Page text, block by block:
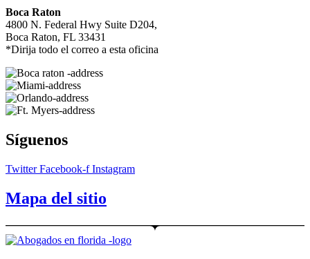
Boca Raton
4800 N. Federal Hwy Suite D204,
Boca Raton, FL 33431
*Dirija todo el correo a esta oficina
Síguenos
Twitter Facebook-f Instagram
Mapa del sitio